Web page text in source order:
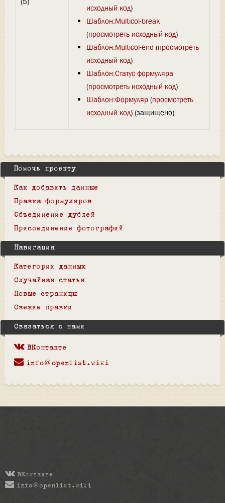
исходный код)
Шаблон:Multicol-break
(просмотреть исходный код)
Шаблон:Multicol-end (просмотреть
исходный код)
Шаблон:Статус формуляра
(просмотреть исходный код)
Шаблон:Формуляр(просмотреть
исходный код) (защищено)
Помочь проекту
Как добавить данные
Правка формуляров
Объединение дублей
Присоединение фотографий
Навигация
Категории данных
Случайная статья
Новые страницы
Свежие правки
Связаться с нами
ВКонтакте
info@openlist.wiki
ВКонтакте
info@openlist.wiki